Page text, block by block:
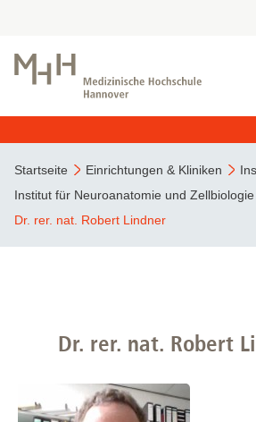
Startseite Einrichtungen & Kliniken
Institut für Neuroanatomie und Zellbiologie
Dr. rer. nat. Robert Lindner
Dr. rer. nat. Robert